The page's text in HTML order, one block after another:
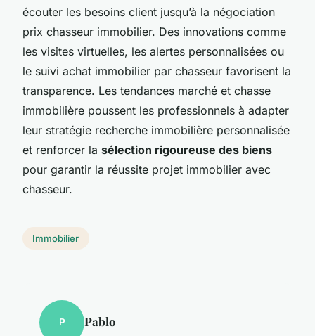
écouter les besoins client jusqu’à la négociation
prix chasseur immobilier. Des innovations comme
les visites virtuelles, les alertes personnalisées ou
le suivi achat immobilier par chasseur favorisent la
transparence. Les tendances marché et chasse
immobilière poussent les professionnels à adapter
leur stratégie recherche immobilière personnalisée
et renforcer la sélection rigoureuse des biens
pour garantir la réussite projet immobilier avec
chasseur.
Immobilier
P Pablo